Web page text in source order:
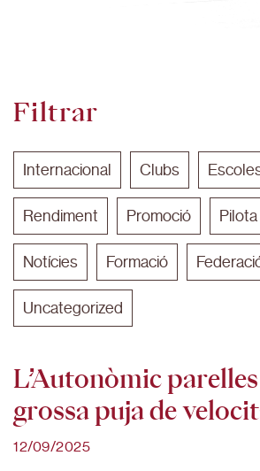
Filtrar
Internacional Clubs
Rendiment Promoció
Notícies Formació
Uncategorized
L’Autonòmic
grossa puja de
12/09/2025